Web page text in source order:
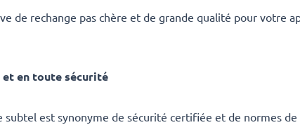
de rechange pas chère et de grande qualité pour votre
en toute sécurité
subtel est synonyme de sécurité certifiée et de normes